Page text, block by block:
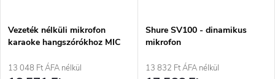
e
k
é
k
Vezeték nélküli mikrofon
karaoke hangszórókhoz MIC
13 048 Ft ÁFA nélkül
Shure SV100 - dinamikus
mikrofon
13 832 Ft ÁFA nélkül